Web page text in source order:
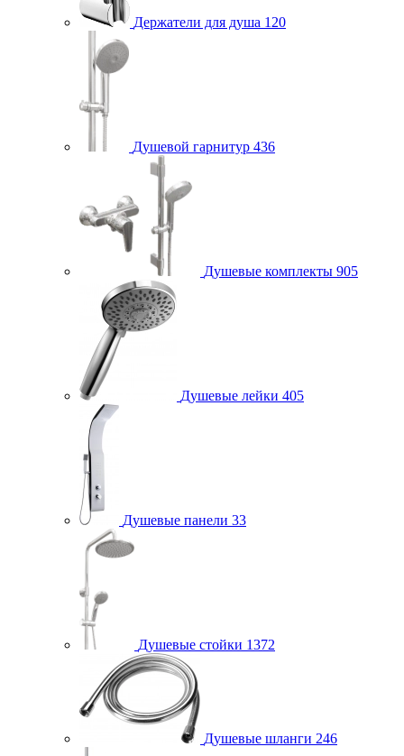
Держатели для душа 120
Душевой гарнитур 436
Душевые комплекты 905
Душевые лейки 405
Душевые панели 33
Душевые стойки 1372
Душевые шланги 246